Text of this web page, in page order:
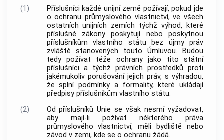
(1)
Příslušníci každé unijní země požívají, pokud jde
o ochranu průmyslového vlastnictví, ve všech
ostatních unijních zemích týchž výhod, které
příslušné zákony poskytují nebo poskytnou
příslušníkům vlastního státu bez újmy práv
zvláště stanovených touto Úmluvou. Budou
tedy požívat téže ochrany jako tito státní
příslušníci a týchž právních prostředků proti
jakémukoliv porušování jejich práv, s výhradou,
že splní podmínky a formality, které ukládají
předpisy příslušníkům vlastního státu.
(2)
Od příslušníků Unie se však nesmí vyžadovat,
aby mají-li požívat některého práva
průmyslového vlastnictví, měli bydliště nebo
závod v zemi, kde se o ochranu žádá.